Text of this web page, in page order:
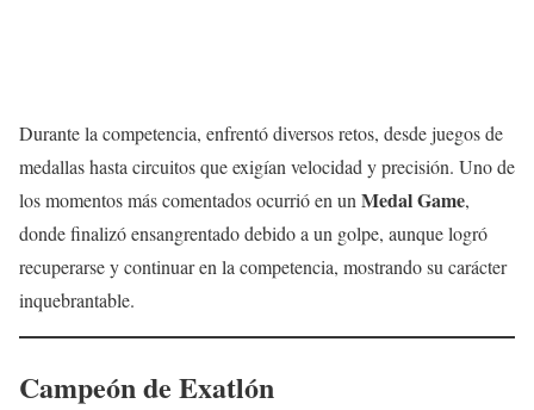
Durante la competencia, enfrentó diversos retos, desde juegos de
medallas hasta circuitos que exigían velocidad y precisión. Uno de
los momentos más comentados ocurrió en unMedal Game,
donde finalizó ensangrentado debido a un golpe, aunque logró
recuperarse y continuar en la competencia, mostrando su carácter
inquebrantable.
Campeón de Exatlón